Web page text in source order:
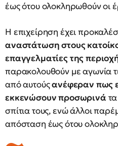
έως ότου ολοκληρωθούν οι
Η επιχείρηση έχει
αναστάτωση στους
επαγγελματίες της
παρακολουθούν με αγωνία
από αυτούςανέφεραν πως
εκκενώσουν προσωρινά
σπίτια τους, ενώ άλλοι
απόσταση έως ότου